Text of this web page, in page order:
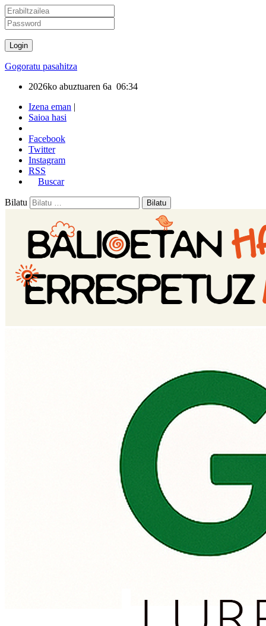
Gogoratu pasahitza
2026ko abuztuaren 6a 06:34
Izena eman |
Saioa hasi
Facebook
Twitter
Instagram
RSS
Buscar
Bilatu